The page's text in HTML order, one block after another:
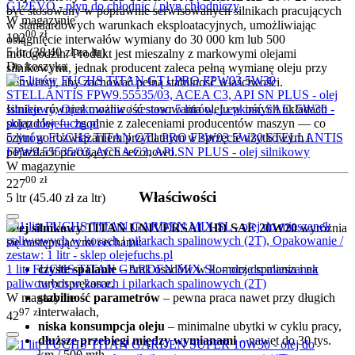
być stosowany w poprawnie serwisowanych silnikach pracujących
w standardowych warunkach eksploatacyjnych, umożliwiając
osiągnięcie interwałów wymiany do 30 000 km lub 500
motogodzin. Produkt jest mieszalny z markowymi olejami
silnikowymi, jednak producent zaleca pełną wymianę oleju przy
konwersji, aby zachować pełną stabilność właściwości.
Istnieje również możliwość stosowania oleju w innych układach
pojazdów — zgodnie z zaleceniami producentów maszyn — co
czyni go rozwiązaniem przydatnym w sprzęcie użytkowym i
pojazdach pracujących sezonowo.
Właściwości
Olej silnikowy TITAN UNIVERSAL HD SAE 20W20wyróżnia
się następującymi cechami:
czyste spalanie– brak osadów w komorze spalania i na
turbosprężarce,
stabilność parametrów – pewna praca nawet przy długich
interwałach,
niska konsumpcja oleju – minimalne ubytki w cyklu pracy,
dłuższe przebiegi między wymianami– nawet do 30 tys.
G12EVO - płyn do chłodnic / płyn chłodniczy
W magazynie
19200 zł
5 ltr (38.40złza ltr)
Do koszyka
5 litrów FUCHS TITAN GT1 PRO FPW03 5W30 STELLANTIS
FPW9.55535/03, ACEA C3, API SN PLUS - olej silnikowy
W magazynie
22700 zł
5 ltr (45.40 złza ltr)
1 litr FUCHS TITAN GARDEN MIX SL - olej do mieszanek
paliwowych w kosach i pilarkach spalinowych (2T)
W magazynie
4297 zł